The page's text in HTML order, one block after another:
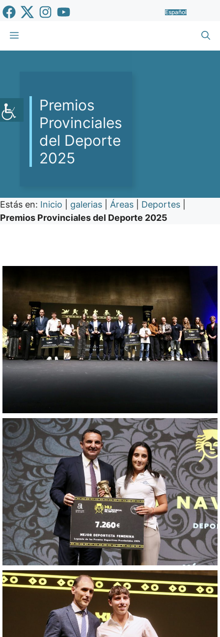
Saltar
al
contenido
Español
Menú
Premios
Provinciales
del Deporte
2025
Estás en: Inicio galerias Áreas Deportes
Premios Provinciales del Deporte 2025